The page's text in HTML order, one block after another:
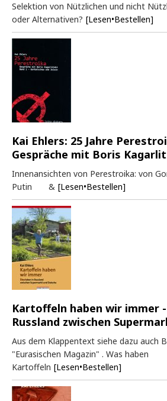
Selektion von Nützlichen und nicht
oder Alternativen? [Lesen•Bestellen]
Kai Ehlers: 25 Jahre
Gespräche mit Boris
Innenansichten von Perestroika: von
Putin & [Lesen•Bestellen]
Kartoffeln haben wir immer
Russland zwischen
Aus dem Klappentext siehe dazu auch
"Eurasischen Magazin" . Was haben
Kartoffeln [Lesen•Bestellen]